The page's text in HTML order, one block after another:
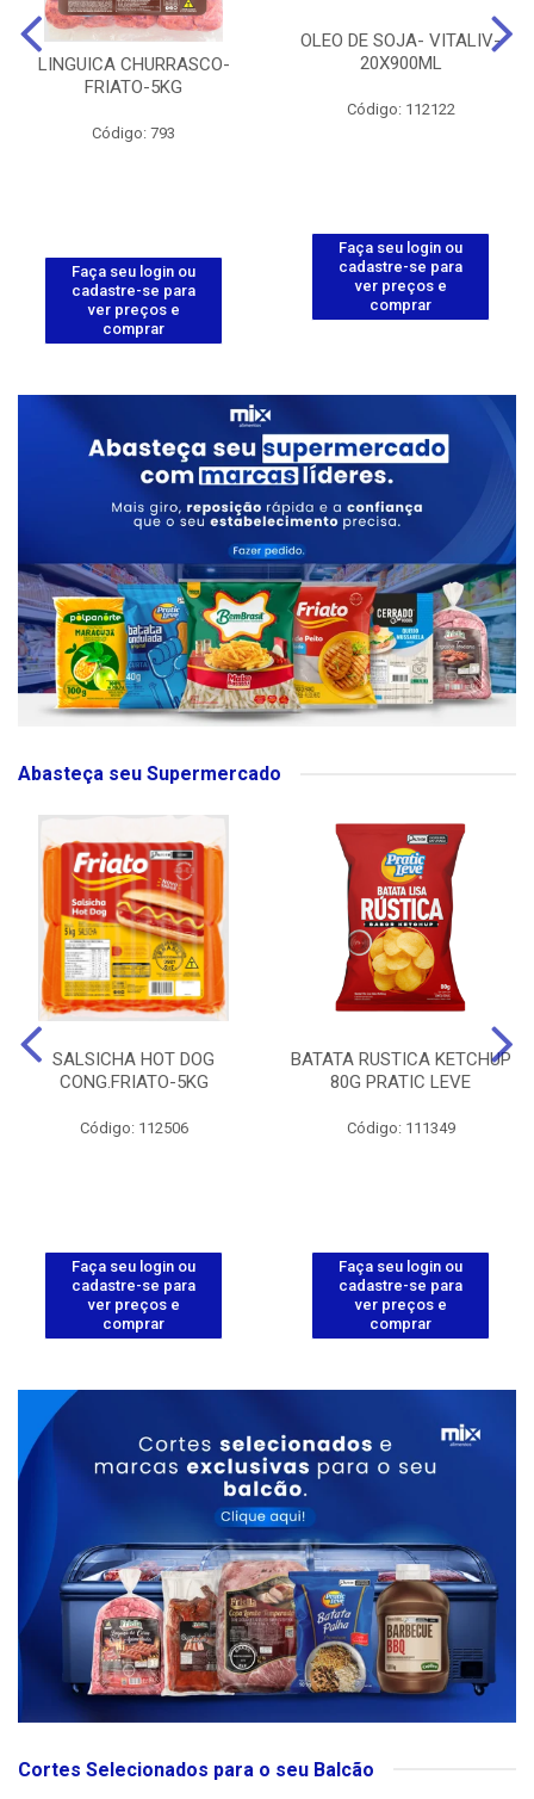
LINGUICA CHURRASCO-
FRIATO-5KG
Código: 793
Faça seu login ou
cadastre-se para
ver preços e
comprar
OLEO DE SOJA- VITALIV-
20X900ML
Código: 112122
Faça seu login ou
cadastre-se para
ver preços e
comprar
Abasteça seu Supermercado
SALSICHA HOT DOG
CONG.FRIATO-5KG
Código: 112506
Faça seu login ou
cadastre-se para
ver preços e
comprar
BATATA RUSTICA KETCHUP
80G PRATIC LEVE
Código: 111349
Faça seu login ou
cadastre-se para
ver preços e
comprar
Cortes Selecionados para o seu Balcão